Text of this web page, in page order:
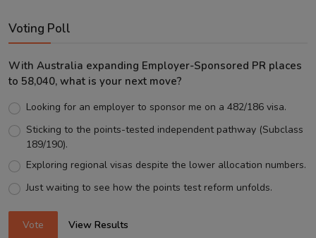
Voting Poll
With Australia expanding Employer-Sponsored PR places
to 58,040, what is your next move?
Looking for an employer to sponsor me on a 482/186 visa.
Sticking to the points-tested independent pathway (Subclass
189/190).
Exploring regional visas despite the lower allocation numbers.
Just waiting to see how the points test reform unfolds.
Vote View Results